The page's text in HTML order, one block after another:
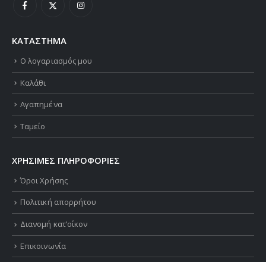
ΚΑΤΑΣΤΗΜΑ
Ο λογαριασμός μου
Καλάθι
Αγαπημένα
Ταμείο
ΧΡΗΣΙΜΕΣ ΠΛΗΡΟΦΟΡΙΕΣ
Όροι Χρήσης
Πολιτική απορρήτου
Διανομή κατ’οίκον
Επικοινωνία